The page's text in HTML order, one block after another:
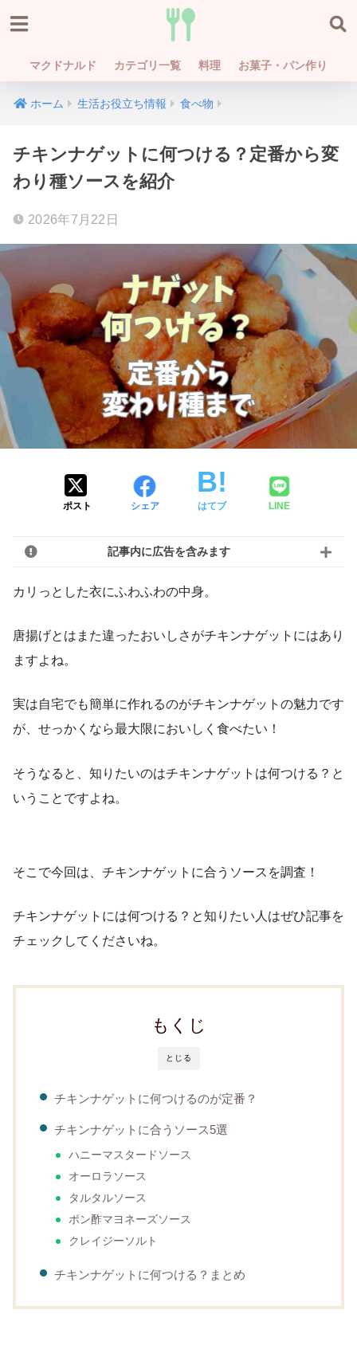
マクドナルド カテゴリ一覧 料理 お菓子・パン作り
ホーム 生活お役立ち情報 食べ物
チキンナゲットに何つける？定番から変
わり種ソースを紹介
2026年7月22日
ポスト シェア はてブ LINE
記事内に広告を含みます
カリっとした衣にふわふわの中身。
唐揚げとはまた違ったおいしさがチキンナゲットにはあり
ますよね。
実は自宅でも簡単に作れるのがチキンナゲットの魅力です
が、せっかくなら最大限においしく食べたい！
そうなると、知りたいのはチキンナゲットは何つける？と
いうことですよね。
そこで今回は、チキンナゲットに合うソースを調査！
チキンナゲットには何つける？と知りたい人はぜひ記事を
チェックしてくださいね。
とじる
もくじ
チキンナゲットに何つけるのが定番？
チキンナゲットに合うソース5選
ハニーマスタードソース
オーロラソース
タルタルソース
ポン酢マヨネーズソース
クレイジーソルト
チキンナゲットに何つける？まとめ